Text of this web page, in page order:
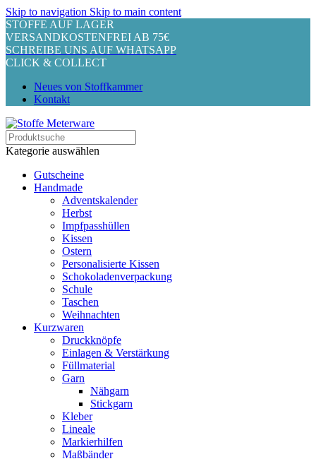
Skip to navigation Skip to main content
STOFFE AUF LAGER
VERSANDKOSTENFREI AB 75€
SCHREIBE UNS AUF WHATSAPP
CLICK & COLLECT
Neues von Stoffkammer
Kontakt
Kategorie auswählen
Gutscheine
Handmade
Adventskalender
Herbst
Impfpasshüllen
Kissen
Ostern
Personalisierte Kissen
Schokoladenverpackung
Schule
Taschen
Weihnachten
Kurzwaren
Druckknöpfe
Einlagen & Verstärkung
Füllmaterial
Garn
Nähgarn
Stickgarn
Kleber
Lineale
Markierhilfen
Maßbänder